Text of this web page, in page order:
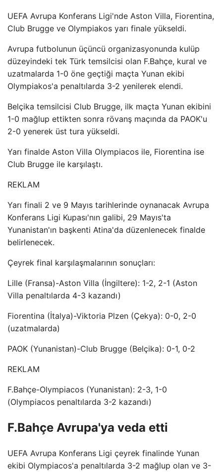
UEFA Avrupa Konferans Ligi'nde Aston Villa, Fiorentina,
Club Brugge ve Olympiakos yarı finale yükseldi.
Avrupa futbolunun üçüncü organizasyonunda kulüp
düzeyindeki tek Türk temsilcisi olan F.Bahçe, kural ve
uzatmalarda 1-0 öne geçtiği maçta Yunan ekibi
Olympiakos'a penaltılarda 3-2 yenilerek elendi.
Belçika temsilcisi Club Brugge, ilk maçta Yunan ekibini
1-0 mağlup ettikten sonra rövanş maçında da PAOK'u
2-0 yenerek üst tura yükseldi.
Yarı finalde Aston Villa Olympiacos ile, Fiorentina ise
Club Brugge ile karşılaştı.
REKLAM
Yarı finali 2 ve 9 Mayıs tarihlerinde oynanacak Avrupa
Konferans Ligi Kupası'nın galibi, 29 Mayıs'ta
Yunanistan'ın başkenti Atina'da düzenlenecek finalde
belirlenecek.
Çeyrek final karşılaşmalarının sonuçları:
Lille (Fransa)-Aston Villa (İngiltere): 1-2, 2-1 (Aston
Villa penaltılarda 4-3 kazandı)
Fiorentina (İtalya)-Viktoria Plzen (Çekya): 0-0, 2-0
(uzatmalarda)
PAOK (Yunanistan)-Club Brugge (Belçika): 0-1, 0-2
REKLAM
F.Bahçe-Olympiacos (Yunanistan): 2-3, 1-0
(Olympiacos penaltılarda 3-2 kazandı)
F.Bahçe Avrupa'ya veda etti
UEFA Avrupa Konferans Ligi çeyrek finalinde Yunan
ekibi Olympiacos'a penaltılarda 3-2 mağlup olan ve 3-